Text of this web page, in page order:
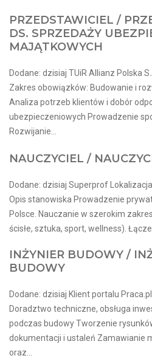
PRZEDSTAWICIEL /
DS. SPRZEDAŻY
MAJĄTKOWYCH
Dodane: dzisiaj TUiR Allianz Polska
Zakres obowiązków: Budowanie i
Analiza potrzeb klientów i dobór
ubezpieczeniowych Prowadzenie
Rozwijanie...
NAUCZYCIEL /
Dodane: dzisiaj Superprof
Opis stanowiska Prowadzenie
Polsce. Nauczanie w szerokim
ścisłe, sztuka, sport, wellness).
INŻYNIER BUDOWY /
BUDOWY
Dodane: dzisiaj Klient portalu
Doradztwo techniczne, obsługa
podczas budowy Tworzenie
dokumentacji i ustaleń Zamawianie
oraz...